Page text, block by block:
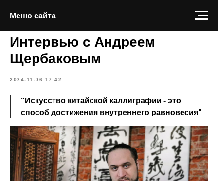
Меню сайта
Меню сайта
Интервью с Андреем
Щербаковым
2024-11-06 17:42
"Искусство китайской каллиграфии - это
способ достижения внутреннего равновесия"